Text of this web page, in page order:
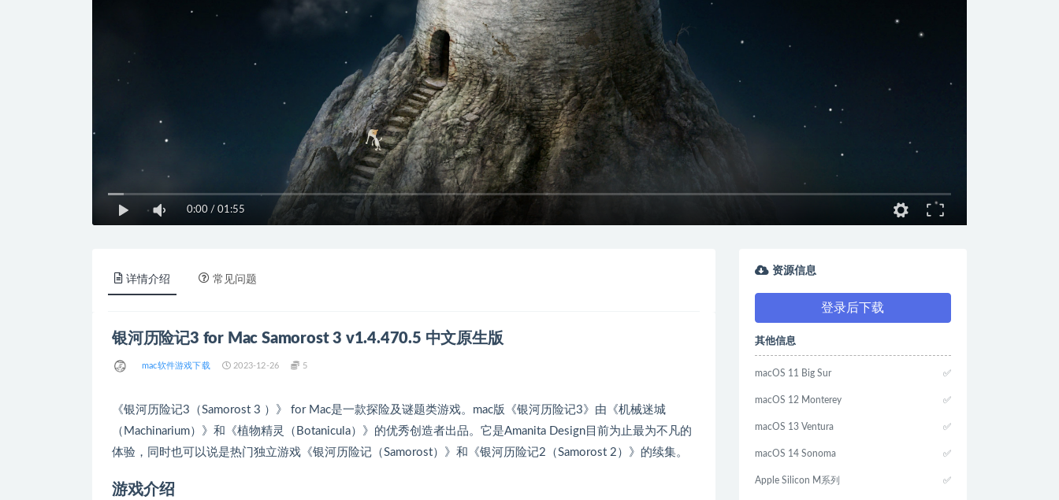
0:00 / 01:55
详情介绍 常见问题
银河历险记3 for Mac Samorost 3 v1.4.470.5 中文原生版
mac软件游戏下载 2023-12-26 5
《银河历险记3（Samorost 3 ）》 for Mac是一款探险及谜题类游戏。mac版《银河历险记3》由《机械迷城
（Machinarium）》和《植物精灵（Botanicula）》的优秀创造者出品。它是Amanita Design目前为止最为不凡的
体验，同时也可以说是热门独立游戏《银河历险记（Samorost）》和《银河历险记2（Samorost 2）》的续集。
游戏介绍
资源信息
登录后下载
其他信息
macOS 11 Big Sur ✅
macOS 12 Monterey ✅
macOS 13 Ventura ✅
macOS 14 Sonoma ✅
Apple Silicon M系列 ✅